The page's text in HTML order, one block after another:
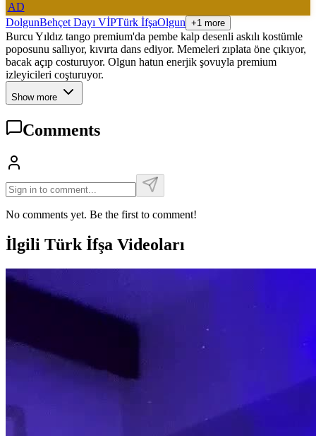
AD
DolgunBehçet Dayı VİPTürk İfşaOlgun +1 more
Burcu Yıldız tango premium'da pembe kalp desenli askılı kostümle
poposunu sallıyor, kıvırta dans ediyor. Memeleri zıplata öne çıkıyor,
bacak açıp costuruyor. Olgun hatun enerjik şovuyla premium
izleyicileri coşturuyor.
Show more
Comments
No comments yet. Be the first to comment!
İlgili Türk İfşa Videoları